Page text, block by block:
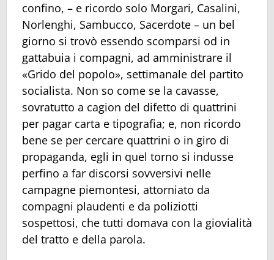
confino, – e ricordo solo Morgari, Casalini,
Norlenghi, Sambucco, Sacerdote – un bel
giorno si trovò essendo scomparsi od in
gattabuia i compagni, ad amministrare il
«Grido del popolo», settimanale del partito
socialista. Non so come se la cavasse,
sovratutto a cagion del difetto di quattrini
per pagar carta e tipografia; e, non ricordo
bene se per cercare quattrini o in giro di
propaganda, egli in quel torno si indusse
perfino a far discorsi sovversivi nelle
campagne piemontesi, attorniato da
compagni plaudenti e da poliziotti
sospettosi, che tutti domava con la giovialità
del tratto e della parola.